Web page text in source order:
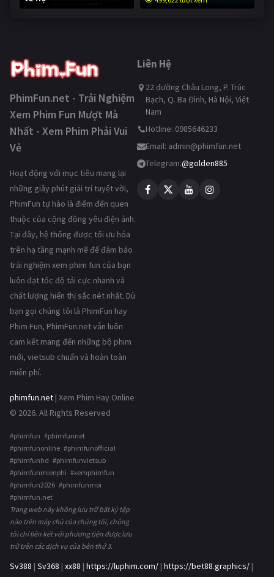
249,049 lượt xem
PhimFun.net - Trải Nghiệm
Xem Phim Fun Mượt Mà
Nhất - Xem Phim Phải Vui
Vẻ
Hoạt động với mục tiêu mang lại
những giây phút giải trí tuyệt vời,
PhimFun tự hào là điểm đến quen
thuộc của cộng đồng yêu điện ảnh.
Tại đây, hệ thống được tối ưu hóa
trên hạ tầng mạnh mẽ để đảm bảo
trải nghiệm xem phim fun của bạn
luôn đạt tốc độ tải cực nhanh và
chất lượng hiển thị sắc nét nhất. Dù
bạn gọi chúng tôi là PhimFun hay
Phim Fun, PhimFun.net vẫn luôn
cam kết mang đến những bộ phim
mới, vietsub chuẩn và hoàn toàn
miễn phí.
phimfun.net | Xem Phim Hay Online
© 2026. All Rights Reserved
#phimfun #phimfunnet
#phimfunonline #phimfunofficial
#phimfunhd #phimfunvietsub
#phimfunmienphi #xemphimfun
#phimfun2026 #phimfunmoi
#phimfun.net
Trang web này không lưu trữ bất kỳ tệp
nào trên máy chủ của chúng tôi, chúng
tôi chỉ liên kết với phương tiện được lưu
trữ trên các dịch vụ của bên thứ 3.
Liên Hệ
22 đường Châu Long, P. Trúc
Bạch, Q. Ba Đình, Hà Nội, Việt
Nam
Hotline: 0985646233
Email: admin@phimfun.net
Telegram:@golden885
Sv388 | Sv368 | xx88 | https://luphim.com/ | https://bet88.graphics/ |